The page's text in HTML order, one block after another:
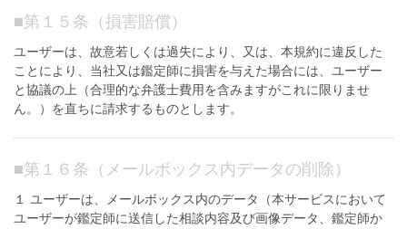
■第１５条（損害賠償）
ユーザーは、故意若しくは過失により、又は、本規約に違反した
ことにより、当社又は鑑定師に損害を与えた場合には、ユーザー
と協議の上（合理的な弁護士費用を含みますがこれに限りませ
ん。）を直ちに請求するものとします。
■第１６条（メールボックス内データの削除）
１ ユーザーは、メールボックス内のデータ（本サービスにおいて
ユーザーが鑑定師に送信した相談内容及び画像データ、鑑定師か